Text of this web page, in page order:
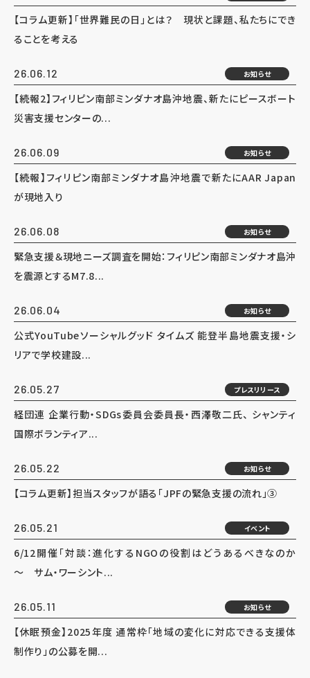
【コラム更新】「世界難民の日」とは？ 現状と課題、私たちにでき
ることを考える
26.06.12 お知らせ
【続報2】フィリピン南部ミンダナオ島沖地震、新たにピースボート
災害支援センターの...
26.06.09 お知らせ
【続報】フィリピン南部ミンダナオ島沖地震で新たにAAR Japan
が現地入り
26.06.08 お知らせ
緊急支援＆現地ニーズ調査を開始：フィリピン南部ミンダナオ島沖
を震源とするM7.8...
26.06.04 お知らせ
公式YouTubeソーシャルグッド タイムズ 能登半島地震支援・シ
リアで学校建設...
26.05.27 プレスリリース
経団連 企業行動・SDGs委員会委員長・西澤敬二氏、 シャンティ
国際ボランティア...
26.05.22 お知らせ
【コラム更新】担当スタッフが語る「JPFの緊急支援の流れ」③
26.05.21 イベント
6/12開催「対談：進化するNGOの役割はどうあるべきなのか
～ サム・ワーシント...
26.05.11 お知らせ
【休眠預金】2025年度 通常枠「地域の変化に対応できる支援体
制作り」の公募を開...